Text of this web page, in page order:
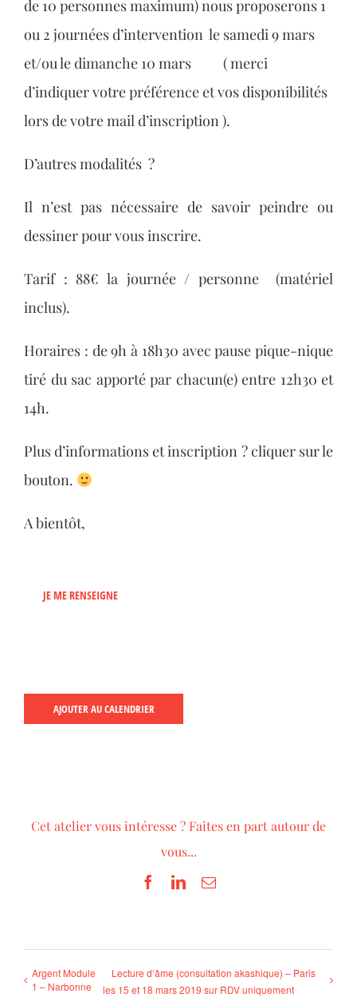
de 10 personnes maximum) nous proposerons 1
ou 2 journées d’intervention le samedi 9 mars
et/ou le dimanche 10 mars ( merci
d’indiquer votre préférence et vos disponibilités
lors de votre mail d’inscription ).
D’autres modalités ?
Il n’est pas nécessaire de savoir peindre ou
dessiner pour vous inscrire.
Tarif : 88€ la journée / personne (matériel
inclus).
Horaires : de 9h à 18h30 avec pause pique-nique
tiré du sac apporté par chacun(e) entre 12h30 et
14h.
Plus d’informations et inscription ? cliquer sur le
bouton.
A bientôt,
JE ME RENSEIGNE
AJOUTER AU CALENDRIER
Cet atelier vous intéresse ? Faites en part autour de
vous...
Facebook
LinkedInEmail
Argent Module
1 – Narbonne
Lecture d’âme (consultation akashique) – Paris
les 15 et 18 mars 2019 sur RDV uniquement